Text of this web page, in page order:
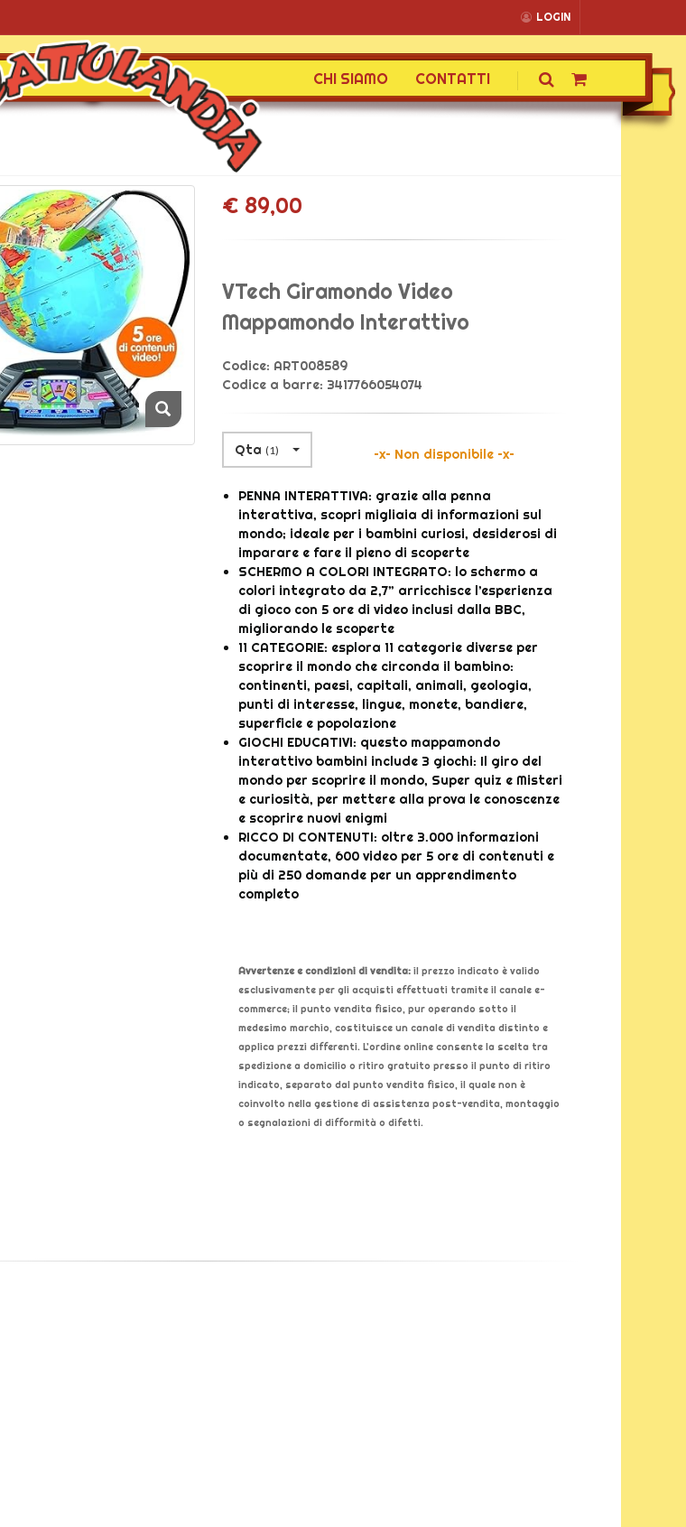
LOGIN
CHI SIAMO CONTATTI
€ 89,00
VTech Giramondo Video
Mappamondo Interattivo
Codice: ART008589
Codice a barre: 3417766054074
Qta (1) Non disponibile
PENNA INTERATTIVA: grazie alla penna
interattiva, scopri migliaia di informazioni sul
mondo; ideale per i bambini curiosi, desiderosi di
imparare e fare il pieno di scoperte
SCHERMO A COLORI INTEGRATO: lo schermo a
colori integrato da 2,7” arricchisce l’esperienza
di gioco con 5 ore di video inclusi dalla BBC,
migliorando le scoperte
11 CATEGORIE: esplora 11 categorie diverse per
scoprire il mondo che circonda il bambino:
continenti, paesi, capitali, animali, geologia,
punti di interesse, lingue, monete, bandiere,
superficie e popolazione
GIOCHI EDUCATIVI: questo mappamondo
interattivo bambini include 3 giochi: Il giro del
mondo per scoprire il mondo, Super quiz e Misteri
e curiosità, per mettere alla prova le conoscenze
e scoprire nuovi enigmi
RICCO DI CONTENUTI: oltre 3.000 informazioni
documentate, 600 video per 5 ore di contenuti e
più di 250 domande per un apprendimento
completo
Avvertenze e condizioni di vendita: il prezzo indicato è valido
esclusivamente per gli acquisti effettuati tramite il canale e-
commerce; il punto vendita fisico, pur operando sotto il
medesimo marchio, costituisce un canale di vendita distinto e
applica prezzi differenti. L’ordine online consente la scelta tra
spedizione a domicilio o ritiro gratuito presso il punto di ritiro
indicato, separato dal punto vendita fisico, il quale non è
coinvolto nella gestione di assistenza post-vendita, montaggio
o segnalazioni di difformità o difetti.